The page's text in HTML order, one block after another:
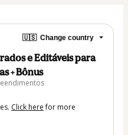
🇺🇸 Change country
e Editáveis para
+ Bônus
Click herefor more